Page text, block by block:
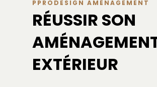
PPRODESIGN AMÉNAGEMENT
RÉUSSIR SON
EXTÉRIEUR